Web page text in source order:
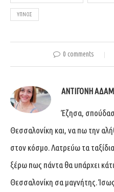
ΎΠΝΟΣ
0 comments
ΑΝΤΙΓΌΝΗ
Έζησα,
Θεσσαλονίκη και, να πω την
στον κόσμο. Λατρεύω τα
ξέρω πως πάντα θα υπάρχει
Θεσσαλονίκη σα μαγνήτης.